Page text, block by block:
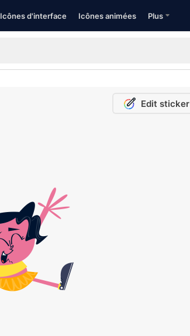
Icônes d'interface Icônes animées Plus
Edit sticker